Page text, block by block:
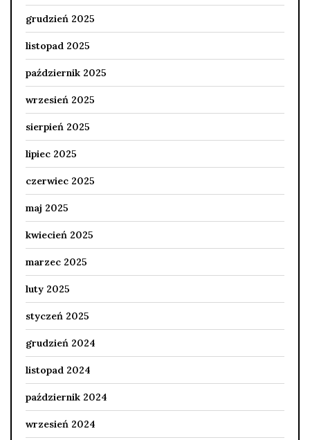
grudzień 2025
listopad 2025
październik 2025
wrzesień 2025
sierpień 2025
lipiec 2025
czerwiec 2025
maj 2025
kwiecień 2025
marzec 2025
luty 2025
styczeń 2025
grudzień 2024
listopad 2024
październik 2024
wrzesień 2024